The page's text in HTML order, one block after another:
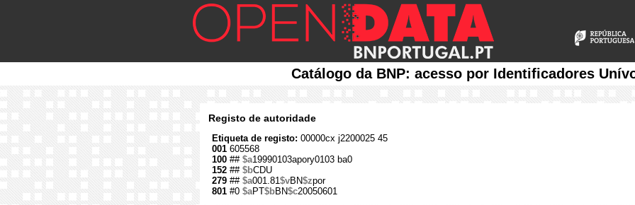
Catálogo da BNP: acesso por Identificadores
Registo de autoridade
Etiqueta de registo: 00000cx j2200025 45
001 605568
100 ## $a19990103apory0103 ba0
152 ## $bCDU
279 ## $a001.81$vBN$zpor
801 #0 $aPT$bBN$c20050601